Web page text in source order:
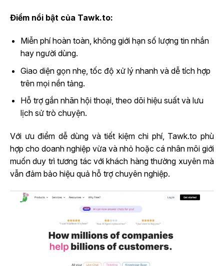
Điểm nổi bật của Tawk.to:
Miễn phí hoàn toàn, không giới hạn số lượng tin nhắn
hay người dùng.
Giao diện gọn nhẹ, tốc độ xử lý nhanh và dễ tích hợp
trên mọi nền tảng.
Hỗ trợ gắn nhãn hội thoại, theo dõi hiệu suất và lưu
lịch sử trò chuyện.
Với ưu điểm dễ dùng và tiết kiệm chi phí, Tawk.to phù
hợp cho doanh nghiệp vừa và nhỏ hoặc cá nhân môi giới
muốn duy trì tương tác với khách hàng thường xuyên mà
vẫn đảm bảo hiệu quả hỗ trợ chuyên nghiệp.